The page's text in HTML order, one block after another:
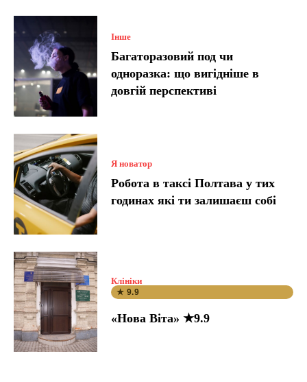
Інше
Багаторазовий под чи
одноразка: що вигідніше в
довгій перспективі
Я новатор
Робота в таксі Полтава у тих
годинах які ти залишаєш собі
Клініки
★ 9.9
«Нова Віта» ★9.9